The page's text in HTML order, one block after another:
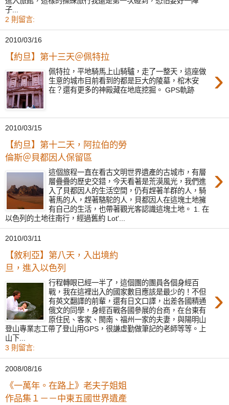
子...
2 則留言:
2010/03/16
【約旦】第十三天＠佩特拉
›
佩特拉，平地騎馬上山騎驢，走了一整天，這座做
生意的城市目前看到的都是巨大的陵墓，棺木安
在？還有更多的神殿藏在地底挖掘。 GPS軌跡
2010/03/15
【約旦】第十二天，阿拉伯的勞
倫斯＠貝都因人保留區
›
這個旅程一直在看古文明世界遺產的古城市，有層
層疊疊的歷史交錯，今天看著是荒漠風光，我們進
入了貝都因人的生活空間，仍有趕著羊群的人，騎
著馬的人，趕著駱駝的人，貝都因人在這塊土地擁
有自己的生活，也帶著觀光客認識這塊土地。 1. 在
以色列的土地往南行，經過舊約 Lot'...
2010/03/11
【敘利亞】第八天，入出境約
旦，進入以色列
›
行程轉眼已經一半了，這個團的團員各個身經百
戰，我在這裡出入的國家數目應該是最少的！不但
有英文翻譯的前輩，還有日文口譯，出差各國精通
俄文的同學，身經百戰各國參展的台商，在台東有
原住民、客家、閩南、福州一家的夫妻，與陽明山
登山專業志工帶了登山用GPS，很謙虛勤做筆記的老師等等。上
山下...
3 則留言:
2008/08/16
《一萬年。在路上》老夫子姐姐
作品集１－－中東五國世界遺產